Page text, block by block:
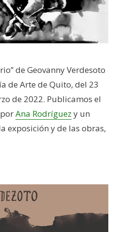
de Geovanny Verdesoto
de Arte de Quito, del 23
de 2022. Publicamos el
Ana Rodríguez y un
exposición y de las obras,